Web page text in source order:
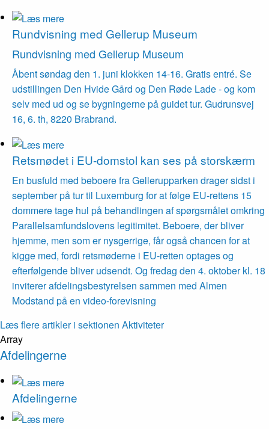
Rundvisning med Gellerup Museum
Rundvisning med Gellerup Museum
Åbent søndag den 1. juni klokken 14-16. Gratis entré. Se
udstillingen Den Hvide Gård og Den Røde Lade - og kom
selv med ud og se bygningerne på guidet tur. Gudrunsvej
16, 6. th, 8220 Brabrand.
Retsmødet i EU-domstol kan ses på storskærm
En busfuld med beboere fra Gellerupparken drager sidst i
september på tur til Luxemburg for at følge EU-rettens 15
dommere tage hul på behandlingen af spørgsmålet omkring
Parallelsamfundslovens legitimitet. Beboere, der bliver
hjemme, men som er nysgerrige, får også chancen for at
kigge med, fordi retsmøderne i EU-retten optages og
efterfølgende bliver udsendt. Og fredag den 4. oktober kl. 18
inviterer afdelingsbestyrelsen sammen med Almen
Modstand på en video-forevisning
Læs flere artikler i sektionen Aktiviteter
Array
Afdelingerne
Afdelingerne